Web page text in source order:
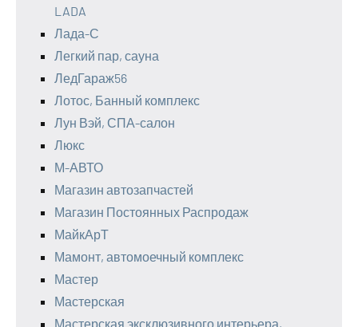
LADA
Лада-С
Легкий пар, сауна
ЛедГараж56
Лотос, Банный комплекс
Лун Вэй, СПА-салон
Люкс
М-АВТО
Магазин автозапчастей
Магазин Постоянных Распродаж
МайкАрТ
Мамонт, автомоечный комплекс
Мастер
Мастерская
Мастерская эксклюзивного интерьера,